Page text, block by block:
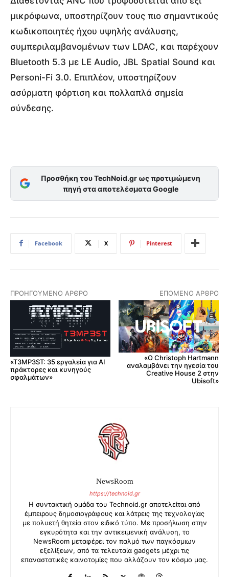
μικρόφωνα, υποστηρίζουν τους πιο σημαντικούς
κωδικοποιητές ήχου υψηλής ανάλυσης,
συμπεριλαμβανομένων των LDAC, και παρέχουν
Bluetooth 5.3 με LE Audio, JBL Spatial Sound και
Personi-Fi 3.0. Επιπλέον, υποστηρίζουν
ασύρματη φόρτιση και πολλαπλά σημεία
σύνδεσης.
Προσθήκη του TechNoid.gr ως προτιμώμενη
πηγή στα αποτελέσματα Google
Facebook X Pinterest
ΠΡΟΗΓΟΎΜΕΝΟ ΆΡΘΡΟ
«T3MP3ST: 35 εργαλεία για AI
πράκτορες και κυνηγούς
σφαλμάτων»
ΕΠΌΜΕΝΟ ΆΡΘΡΟ
«Ο Christoph Hartmann
αναλαμβάνει την ηγεσία του
Creative House 2 στην
Ubisoft»
NewsRoom
https://technoid.gr
Η συντακτική ομάδα του Technoid.gr αποτελείται από
έμπειρους δημοσιογράφους και λάτρεις της τεχνολογίας
με πολυετή θητεία στον ειδικό τύπο. Με προσήλωση στην
εγκυρότητα και την αντικειμενική ανάλυση, το
NewsRoom μεταφέρει τον παλμό των παγκόσμιων
εξελίξεων, από τα τελευταία gadgets μέχρι τις
επαναστατικές καινοτομίες που αλλάζουν τον κόσμο μας.